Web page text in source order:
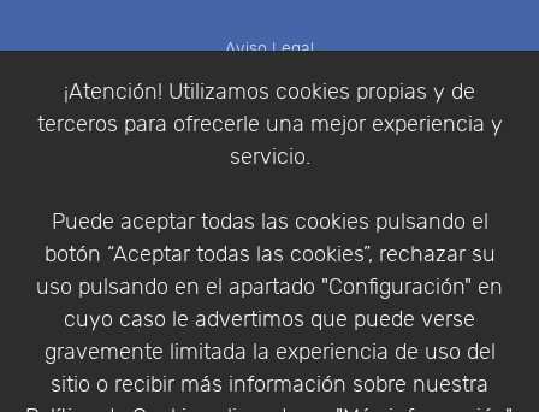
¡Atención! Utilizamos cookies propias y de
terceros para ofrecerle una mejor experiencia y
servicio.
Puede aceptar todas las cookies pulsando el
botón “Aceptar todas las cookies”, rechazar su
uso pulsando en el apartado "Configuración" en
cuyo caso le advertimos que puede verse
gravemente limitada la experiencia de uso del
sitio o recibir más información sobre nuestra
Aviso Legal
Condiciones de compra
Identificarse
Empresa|Aviso Legal| Política de Privacidad |
Política de Cookies
© Copyright 1994 - 2026. Addlink Software